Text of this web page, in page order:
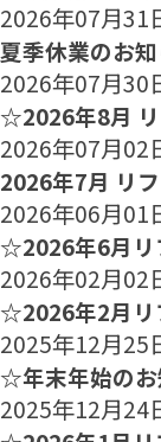
2026年07月31
夏季休業のお
2026年07月30
☆2026年8月
2026年07月02
2026年7月 リ
2026年06月01
☆2026年6月
2026年02月02
☆2026年2月
2025年12月25
☆年末年始の
2025年12月24